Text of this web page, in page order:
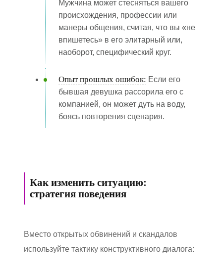
Мужчина может стесняться вашего
происхождения, профессии или
манеры общения, считая, что вы «не
впишетесь» в его элитарный или,
наоборот, специфический круг.
Опыт прошлых ошибок: Если его
бывшая девушка рассорила его с
компанией, он может дуть на воду,
боясь повторения сценария.
Как изменить ситуацию:
стратегия поведения
Вместо открытых обвинений и скандалов
используйте тактику конструктивного диалога: